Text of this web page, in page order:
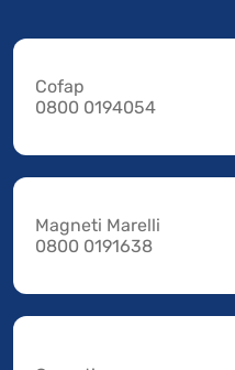
Cofap
0800 0194054
Magneti Marelli
0800 0191638